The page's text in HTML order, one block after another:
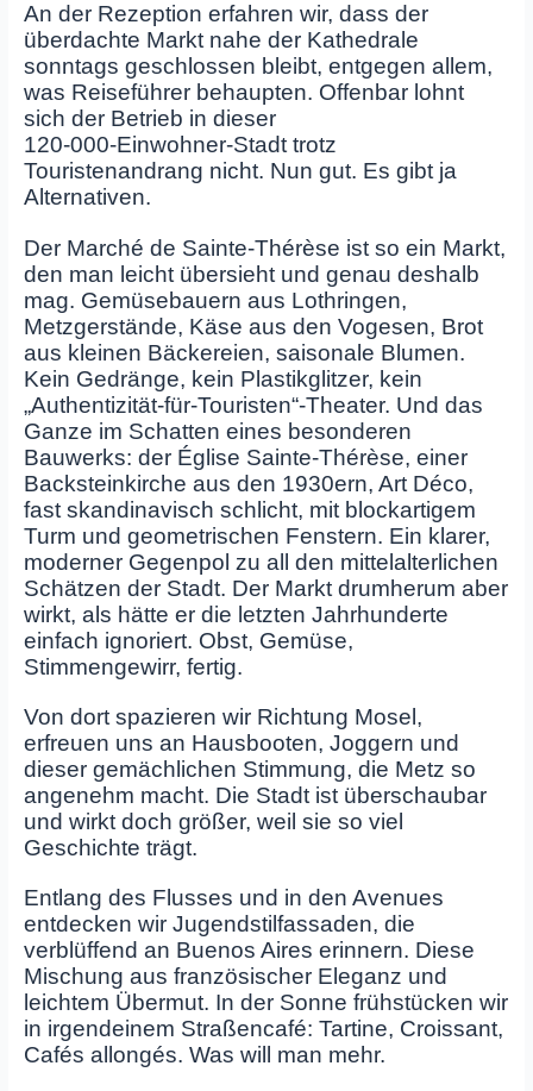
An der Rezeption erfahren wir, dass der
überdachte Markt nahe der Kathedrale
sonntags geschlossen bleibt, entgegen allem,
was Reiseführer behaupten. Offenbar lohnt
sich der Betrieb in dieser
120‑000‑Einwohner‑Stadt trotz
Touristenandrang nicht. Nun gut. Es gibt ja
Alternativen.
Der Marché de Sainte‑Thérèse ist so ein Markt,
den man leicht übersieht und genau deshalb
mag. Gemüsebauern aus Lothringen,
Metzgerstände, Käse aus den Vogesen, Brot
aus kleinen Bäckereien, saisonale Blumen.
Kein Gedränge, kein Plastikglitzer, kein
„Authentizität‑für‑Touristen“-Theater. Und das
Ganze im Schatten eines besonderen
Bauwerks: der Église Sainte‑Thérèse, einer
Backsteinkirche aus den 1930ern, Art Déco,
fast skandinavisch schlicht, mit blockartigem
Turm und geometrischen Fenstern. Ein klarer,
moderner Gegenpol zu all den mittelalterlichen
Schätzen der Stadt. Der Markt drumherum aber
wirkt, als hätte er die letzten Jahrhunderte
einfach ignoriert. Obst, Gemüse,
Stimmengewirr, fertig.
Von dort spazieren wir Richtung Mosel,
erfreuen uns an Hausbooten, Joggern und
dieser gemächlichen Stimmung, die Metz so
angenehm macht. Die Stadt ist überschaubar
und wirkt doch größer, weil sie so viel
Geschichte trägt.
Entlang des Flusses und in den Avenues
entdecken wir Jugendstilfassaden, die
verblüffend an Buenos Aires erinnern. Diese
Mischung aus französischer Eleganz und
leichtem Übermut. In der Sonne frühstücken wir
in irgendeinem Straßencafé: Tartine, Croissant,
Cafés allongés. Was will man mehr.